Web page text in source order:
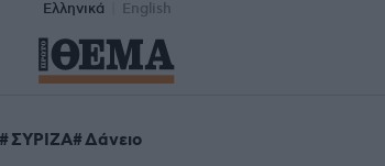
Ελληνικά English
ΣΥΡΙΖΑ Δάνειο